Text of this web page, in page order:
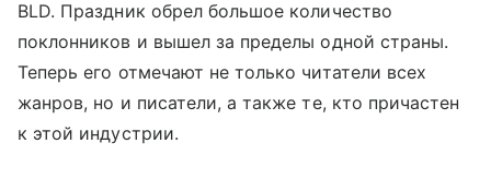
BLD. Праздник обрел большое количество
поклонников и вышел за пределы одной страны.
Теперь его отмечают не только читатели всех
жанров, но и писатели, а также те, кто причастен
к этой индустрии.